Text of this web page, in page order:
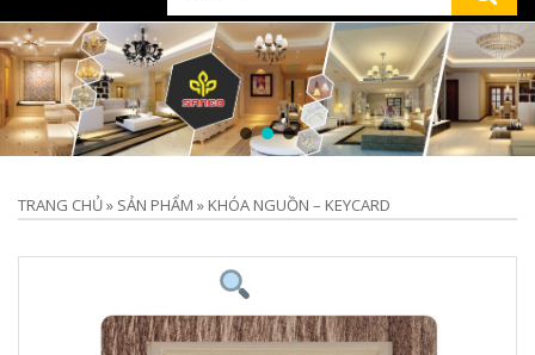
TRANG CHỦ» SẢN PHẨM » KHÓA NGUỒN – KEYCARD